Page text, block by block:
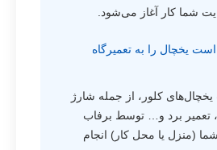
شما کار آغاز می‌شود.
است یخچال را به تعمیرگاه
یخچال‌های کلور، از جمله شارژ
تعمیر برد و… توسط برفاب
(منزل یا محل کار) انجام